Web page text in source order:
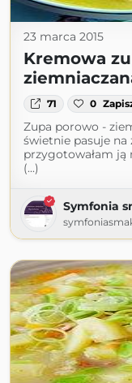
23 marca 2015
Kremowa
71 0
Zupa porowo -
świetnie pasuje
przygotowałam ją
(...)
Symfonia